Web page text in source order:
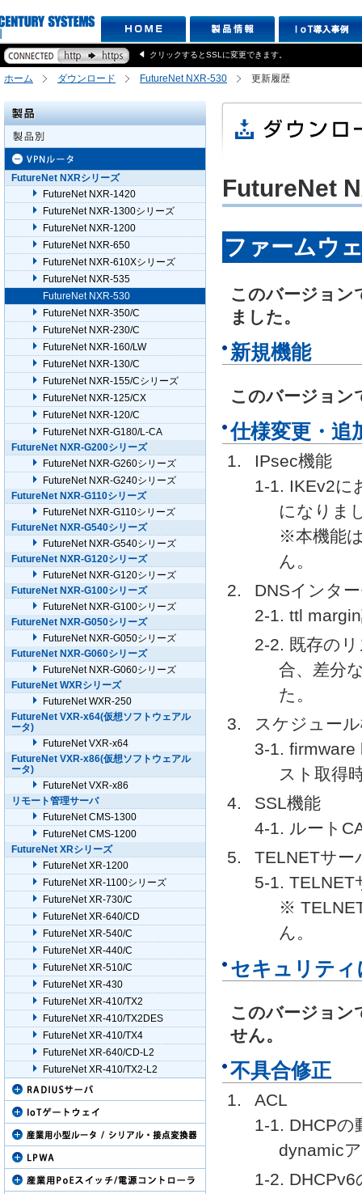
クリックするとSSLに変更できます。
ホーム ダウンロード FutureNet NXR-530 更新履歴
FutureNet
ファームウ
このバージョン
ました。
新規機能
このバージョン
仕様変更・追
IPsec機能
1-1. IKEv2に
になりま
※本機能
ん。
DNSインタ
2-1. ttl
2-2. 既存の
合、差分
た。
スケジュー
3-1.
スト取得
SSL機能
4-1. ルート
TELNETサー
5-1. TELNET
※
ん。
セキュリティ
このバージョン
せん。
不具合修正
ACL
1-1. DHCPの
dynamic
1-2.
FutureNet NXRシリーズ
FutureNet NXR-1420
FutureNet NXR-1300シリーズ
FutureNet NXR-1200
FutureNet NXR-650
FutureNet NXR-610Xシリーズ
FutureNet NXR-535
FutureNet NXR-530
FutureNet NXR-350/C
FutureNet NXR-230/C
FutureNet NXR-160/LW
FutureNet NXR-130/C
FutureNet NXR-155/Cシリーズ
FutureNet NXR-125/CX
FutureNet NXR-120/C
FutureNet NXR-G180/L-CA
FutureNet NXR-G200シリーズ
FutureNet NXR-G260シリーズ
FutureNet NXR-G240シリーズ
FutureNet NXR-G110シリーズ
FutureNet NXR-G110シリーズ
FutureNet NXR-G540シリーズ
FutureNet NXR-G540シリーズ
FutureNet NXR-G120シリーズ
FutureNet NXR-G120シリーズ
FutureNet NXR-G100シリーズ
FutureNet NXR-G100シリーズ
FutureNet NXR-G050シリーズ
FutureNet NXR-G050シリーズ
FutureNet NXR-G060シリーズ
FutureNet NXR-G060シリーズ
FutureNet WXRシリーズ
FutureNet WXR-250
FutureNet VXR-x64(仮想ソフトウェアル
ータ)
FutureNet VXR-x64
FutureNet VXR-x86(仮想ソフトウェアル
ータ)
FutureNet VXR-x86
リモート管理サーバ
FutureNet CMS-1300
FutureNet CMS-1200
FutureNet XRシリーズ
FutureNet XR-1200
FutureNet XR-1100シリーズ
FutureNet XR-730/C
FutureNet XR-640/CD
FutureNet XR-540/C
FutureNet XR-440/C
FutureNet XR-510/C
FutureNet XR-430
FutureNet XR-410/TX2
FutureNet XR-410/TX2DES
FutureNet XR-410/TX4
FutureNet XR-640/CD-L2
FutureNet XR-410/TX2-L2